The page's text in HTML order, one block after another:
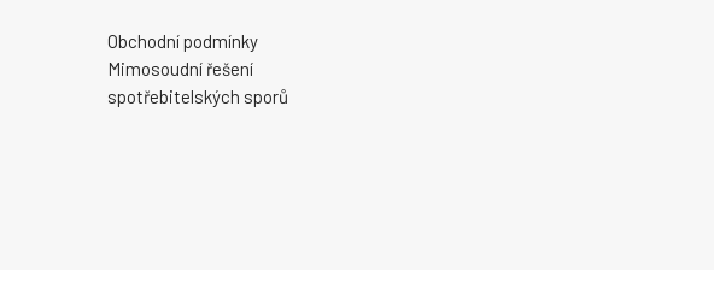
Obchodní podmínky
Mimosoudní řešení
spotřebitelských sporů